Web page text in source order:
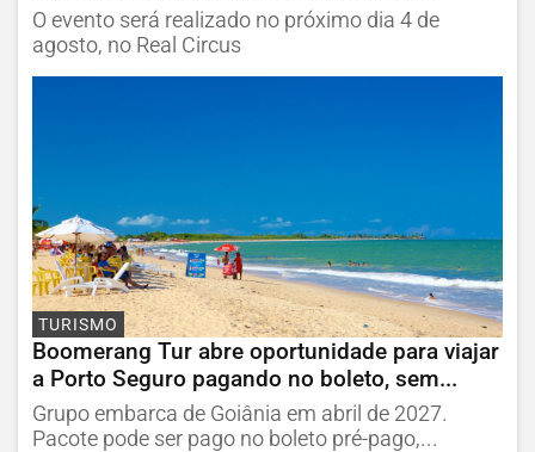
O evento será realizado no próximo dia 4 de
agosto, no Real Circus
TURISMO
Boomerang Tur abre oportunidade para viajar
a Porto Seguro pagando no boleto, sem...
Grupo embarca de Goiânia em abril de 2027.
Pacote pode ser pago no boleto pré-pago,...